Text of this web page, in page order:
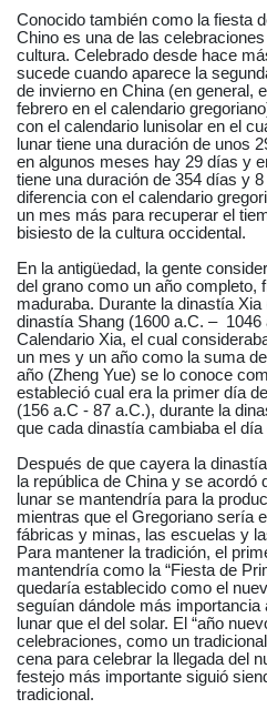
Conocido también como la fiesta
Chino es una de las
cultura. Celebrado desde hace
sucede cuando aparece la
de invierno en China (en general,
febrero en el calendario
con el calendario lunisolar en el
lunar tiene una duración de unos
en algunos meses hay 29 días y
tiene una duración de 354 días y
diferencia con el calendario
un mes más para recuperar el
bisiesto de la cultura occidental.
En la antigüedad, la gente
del grano como un año completo,
maduraba. Durante la dinastía
dinastía Shang (1600 a.C. – 1046
Calendario Xia, el cual
un mes y un año como la suma
año (Zheng Yue) se lo conoce
estableció cual era la primer día
(156 a.C - 87 a.C.), durante la
que cada dinastía cambiaba el día
Después de que cayera la
la república de China y se acordó
lunar se mantendría para la
mientras que el Gregoriano sería
fábricas y minas, las escuelas y
Para mantener la tradición, el
mantendría como la “Fiesta de
quedaría establecido como el
seguían dándole más importancia
lunar que el del solar. El “año
celebraciones, como un
cena para celebrar la llegada del
festejo más importante siguió
tradicional.